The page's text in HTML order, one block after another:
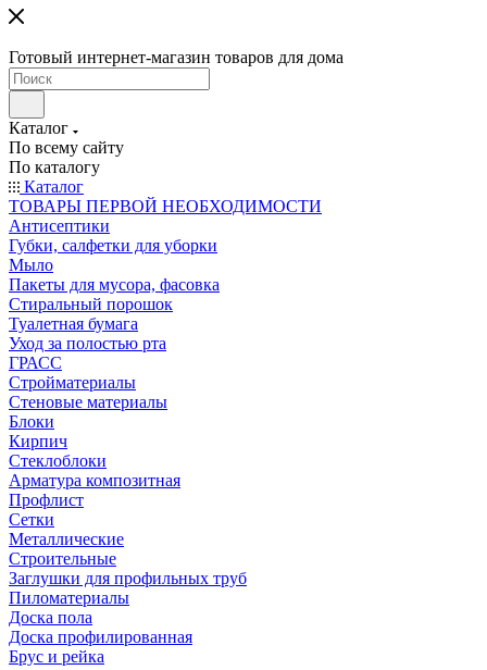
Готовый интернет-магазин товаров для дома
Каталог
По всему сайту
По каталогу
Каталог
ТОВАРЫ ПЕРВОЙ НЕОБХОДИМОСТИ
Антисептики
Губки, салфетки для уборки
Мыло
Пакеты для мусора, фасовка
Стиральный порошок
Туалетная бумага
Уход за полостью рта
ГРАСС
Стройматериалы
Стеновые материалы
Блоки
Кирпич
Стеклоблоки
Арматура композитная
Профлист
Сетки
Металлические
Строительные
Заглушки для профильных труб
Пиломатериалы
Доска пола
Доска профилированная
Брус и рейка